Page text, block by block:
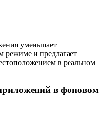
уменьшает
режиме и предлагает
в реальном
в фоновом